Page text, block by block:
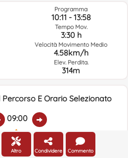
Programma
10:11 - 13:58
Tempo Mov.
3:30 h
Velocità Movimento Medio
4.58km/h
Elev. Perdita.
314m
E Orario Selezionato
09:00
Velocità Vento:
5.5km/h
Indirizzo Vento:
Altro Condividere Commento